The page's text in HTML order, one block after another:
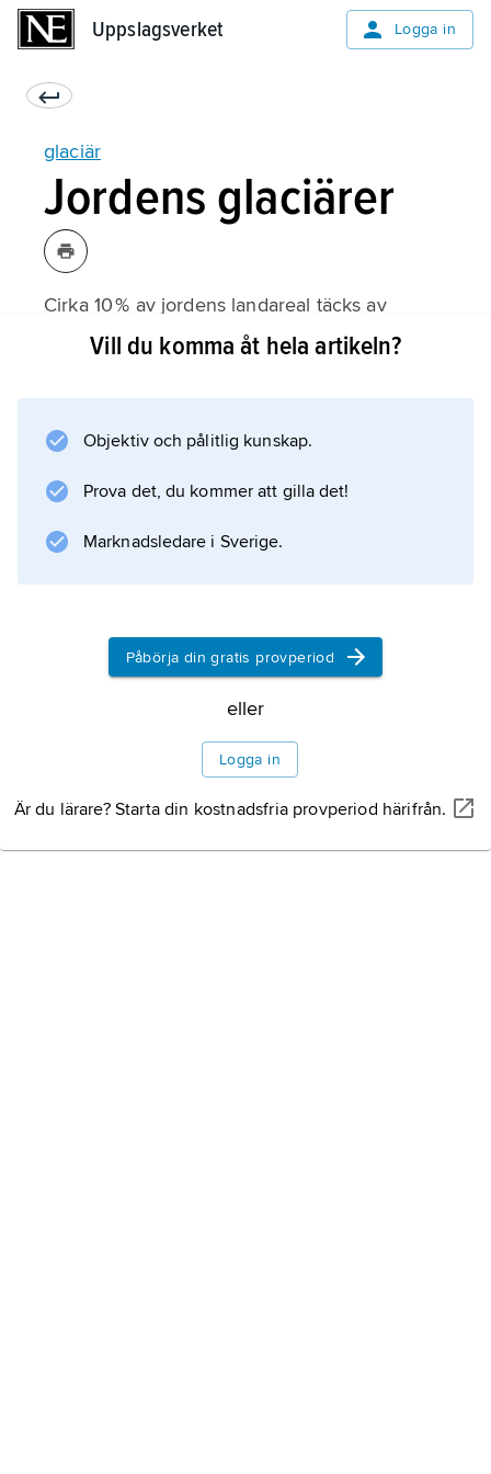
Uppslagsverket Logga in
glaciär
Jordens glaciärer
Cirka 10 % av jordens landareal täcks av
glaciärer med en sammanlagd volym av ca 33
Tre fjärdedelar av jordens färskvattensresurser
finns som fruset vatten i våra glaciärer.
Volymen utgör mindre än 2 % av jordklotets
totala vattenförråd, men skulle om
Information om artikeln
Vill du komma åt hela artikeln?
Objektiv och pålitlig kunskap.
Prova det, du kommer att gilla det!
Marknadsledare i Sverige.
Påbörja din gratis provperiod
eller
Logga in
Är du lärare? Starta din kostnadsfria provperiod härifrån.